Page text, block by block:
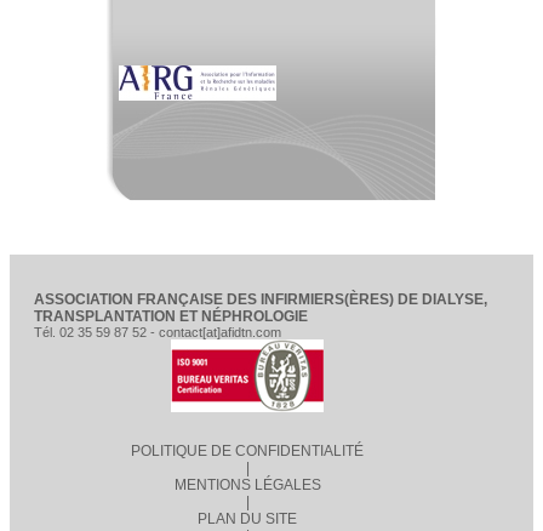
ASSOCIATION FRANÇAISE DES INFIRMIERS(ÈRES) DE DIALYSE,
TRANSPLANTATION ET NÉPHROLOGIE
Tél. 02 35 59 87 52 - contact[at]afidtn.com
POLITIQUE DE CONFIDENTIALITÉ
MENTIONS LÉGALES
PLAN DU SITE